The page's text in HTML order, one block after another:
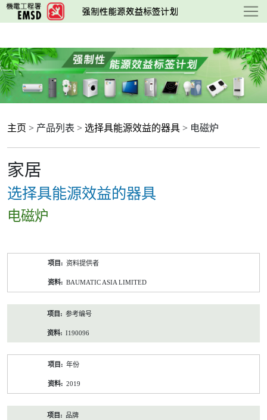
跳
至
要
内
容
主页 > 产品列表 > 选择具能源效益的器具 > 电磁炉
家居
选择具能源效益的器具
电磁炉
资料提供者
BAUMATIC ASIA LIMITED
参考编号
I190096
年份
2019
品牌